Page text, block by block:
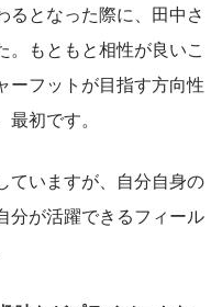
るとなった際に、田中さ
。もともと相性が良いこ
ーフットが目指す方向性
初です。
ていますが、自分自身の
分が活躍できるフィール